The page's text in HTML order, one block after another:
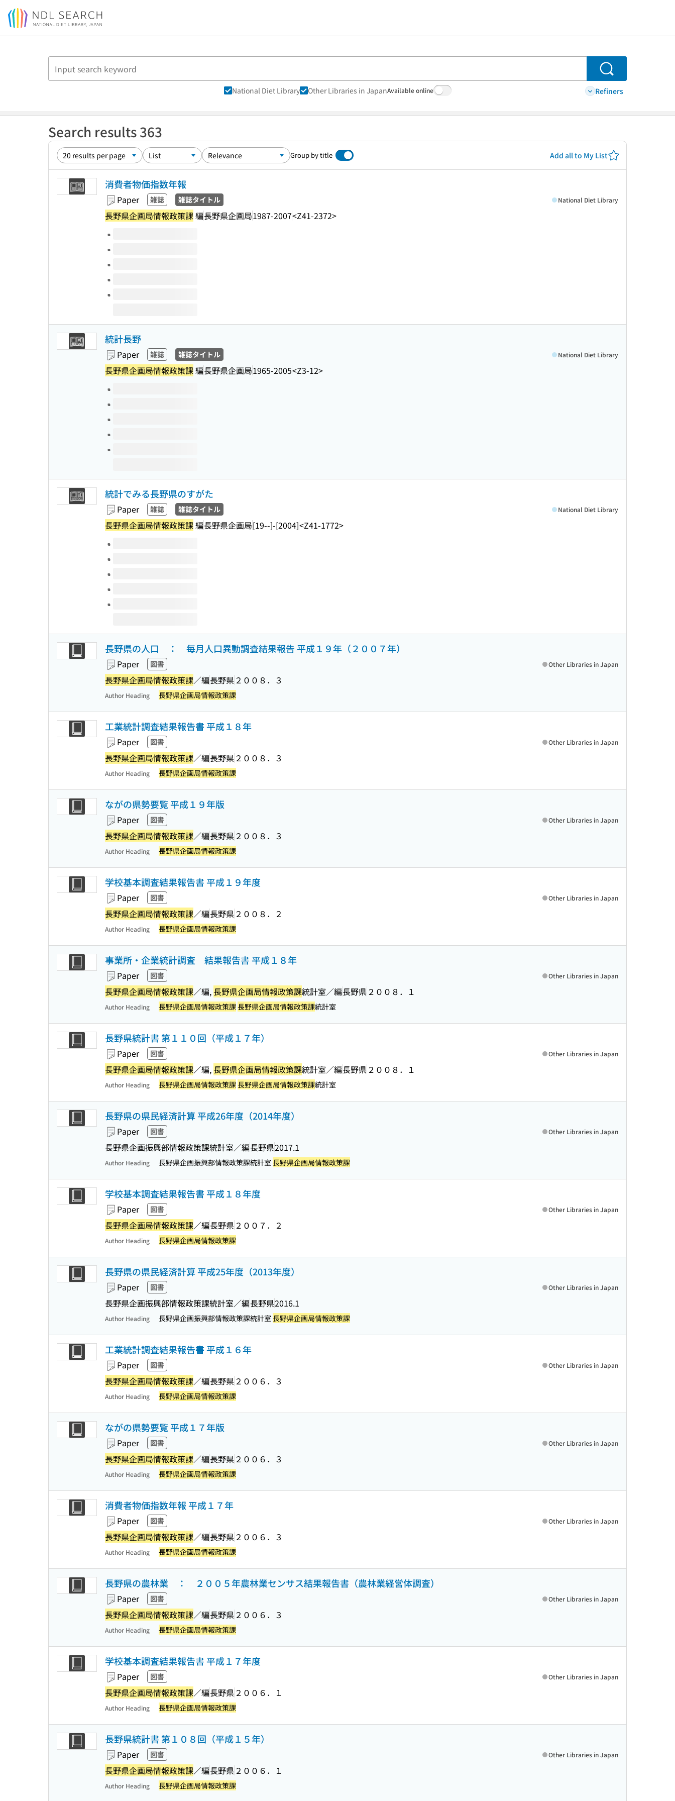
Jump to main content
Search
National Diet Library Other Libraries in JapanAvailable online Refiners
Search results 363
Group by title Add all to My List
消費者物価指数年報
Paper 雑誌 雑誌タイトル
長野県企画局情報政策課編長野県企画局1987-2007<Z41-2372>
National Diet Library
Volumes of this title
統計長野
Paper 雑誌 雑誌タイトル
長野県企画局情報政策課編長野県企画局1965-2005<Z3-12>
National Diet Library
Volumes of this title
統計でみる長野県のすがた
Paper 雑誌 雑誌タイトル
長野県企画局情報政策課編長野県企画局[19--]-[2004]<Z41-1772>
National Diet Library
Volumes of this title
長野県の人口 ： 毎月人口異動調査結果報告 平成１９年（２００７年）
Paper 図書
長野県企画局情報政策課／編長野県 ２００８．３
Other Libraries in Japan
Author Heading 長野県企画局情報政策課
工業統計調査結果報告書 平成１８年
Paper 図書
長野県企画局情報政策課／編長野県 ２００８．３
Other Libraries in Japan
Author Heading 長野県企画局情報政策課
ながの県勢要覧 平成１９年版
Paper 図書
長野県企画局情報政策課／編長野県 ２００８．３
Other Libraries in Japan
Author Heading 長野県企画局情報政策課
学校基本調査結果報告書 平成１９年度
Paper 図書
長野県企画局情報政策課／編長野県 ２００８．２
Other Libraries in Japan
Author Heading 長野県企画局情報政策課
事業所・企業統計調査 結果報告書 平成１８年
Paper 図書
長野県企画局情報政策課／編,長野県企画局情報政策課統計室／編長野県 ２００８．１
Other Libraries in Japan
Author Heading 長野県企画局情報政策課長野県企画局情報政策課統計室
長野県統計書 第１１０回（平成１７年）
Paper 図書
長野県企画局情報政策課／編,長野県企画局情報政策課統計室／編長野県 ２００８．１
Other Libraries in Japan
Author Heading 長野県企画局情報政策課長野県企画局情報政策課統計室
長野県の県民経済計算 平成26年度（2014年度）
Paper 図書
長野県企画振興部情報政策課統計室／編長野県2017.1
Other Libraries in Japan
Author Heading 長野県企画振興部情報政策課統計室 長野県企画局情報政策課
学校基本調査結果報告書 平成１８年度
Paper 図書
長野県企画局情報政策課／編長野県 ２００７．２
Other Libraries in Japan
Author Heading 長野県企画局情報政策課
長野県の県民経済計算 平成25年度（2013年度）
Paper 図書
長野県企画振興部情報政策課統計室／編長野県2016.1
Other Libraries in Japan
Author Heading 長野県企画振興部情報政策課統計室 長野県企画局情報政策課
工業統計調査結果報告書 平成１６年
Paper 図書
長野県企画局情報政策課／編長野県 ２００６．３
Other Libraries in Japan
Author Heading 長野県企画局情報政策課
ながの県勢要覧 平成１７年版
Paper 図書
長野県企画局情報政策課／編長野県 ２００６．３
Other Libraries in Japan
Author Heading 長野県企画局情報政策課
消費者物価指数年報 平成１７年
Paper 図書
長野県企画局情報政策課／編長野県 ２００６．３
Other Libraries in Japan
Author Heading 長野県企画局情報政策課
長野県の農林業 ： ２００５年農林業センサス結果報告書（農林業経営体調査）
Paper 図書
長野県企画局情報政策課／編長野県 ２００６．３
Other Libraries in Japan
Author Heading 長野県企画局情報政策課
学校基本調査結果報告書 平成１７年度
Paper 図書
長野県企画局情報政策課／編長野県 ２００６．１
Other Libraries in Japan
Author Heading 長野県企画局情報政策課
長野県統計書 第１０８回（平成１５年）
Paper 図書
長野県企画局情報政策課／編長野県 ２００６．１
Other Libraries in Japan
Author Heading 長野県企画局情報政策課